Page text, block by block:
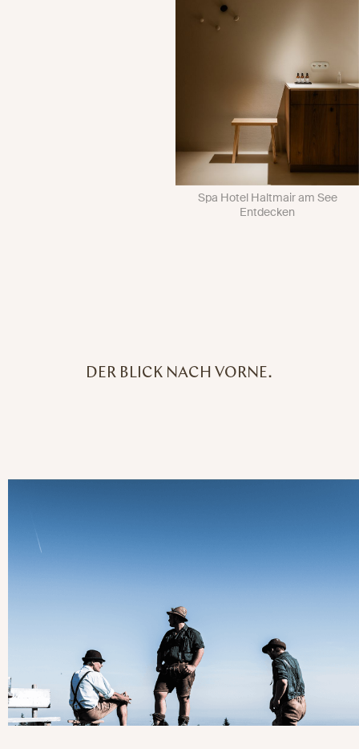
Spa Hotel Haltmair am See
Entdecken
DER BLICK NACH VORNE.